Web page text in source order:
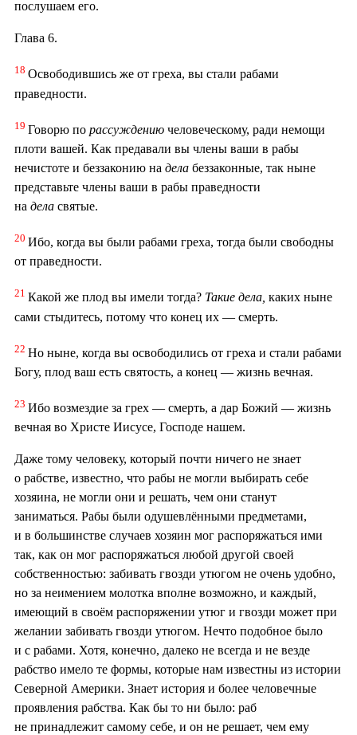
послушаем его.
Глава 6.
18 Освободившись же от греха, вы стали рабами
праведности.
19 Говорю по рассуждению человеческому, ради немощи
плоти вашей. Как предавали вы члены ваши в рабы
нечистоте и беззаконию на дела беззаконные, так ныне
представьте члены ваши в рабы праведности
на дела святые.
20 Ибо, когда вы были рабами греха, тогда были свободны
от праведности.
21 Какой же плод вы имели тогда? Такие дела, каких ныне
сами стыдитесь, потому что конец их — смерть.
22 Но ныне, когда вы освободились от греха и стали рабами
Богу, плод ваш есть святость, а конец — жизнь вечная.
23 Ибо возмездие за грех — смерть, а дар Божий — жизнь
вечная во Христе Иисусе, Господе нашем.
Даже тому человеку, который почти ничего не знает
о рабстве, известно, что рабы не могли выбирать себе
хозяина, не могли они и решать, чем они станут
заниматься. Рабы были одушевлёнными предметами,
и в большинстве случаев хозяин мог распоряжаться ими
так, как он мог распоряжаться любой другой своей
собственностью: забивать гвозди утюгом не очень удобно,
но за неимением молотка вполне возможно, и каждый,
имеющий в своём распоряжении утюг и гвозди может при
желании забивать гвозди утюгом. Нечто подобное было
и с рабами. Хотя, конечно, далеко не всегда и не везде
рабство имело те формы, которые нам известны из истории
Северной Америки. Знает история и более человечные
проявления рабства. Как бы то ни было: раб
не принадлежит самому себе, и он не решает, чем ему